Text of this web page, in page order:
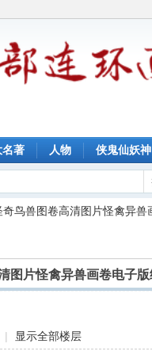
名著 人物 侠鬼仙妖神
奇鸟兽图卷高清图片怪禽异
图片怪禽异兽画卷电子
| 显示全部楼层